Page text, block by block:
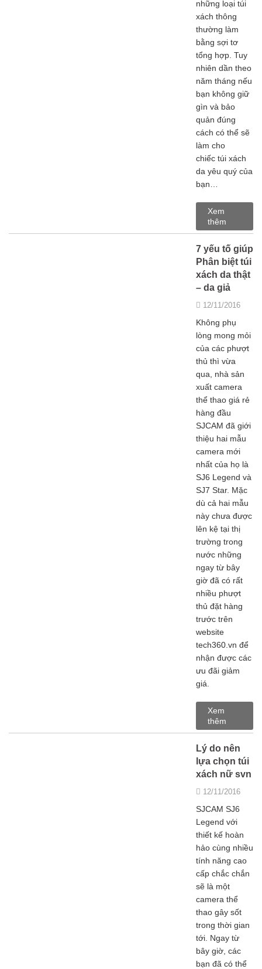
những loại túi
xách thông
thường làm
bằng sợi tơ
tổng hợp. Tuy
nhiên dần theo
năm tháng nếu
bạn không giữ
gìn và bảo
quản đúng
cách có thể sẽ
làm cho
chiếc túi xách
da yêu quý của
bạn…
Xem
thêm
7 yếu tố giúp
Phân biệt túi
xách da thật
– da giả
12/11/2016
Không phụ
lòng mong mỏi
của các phượt
thủ thì vừa
qua, nhà sản
xuất camera
thể thao giá rẻ
hàng đầu
SJCAM đã giới
thiệu hai mẫu
camera mới
nhất của họ là
SJ6 Legend và
SJ7 Star. Mặc
dù cả hai mẫu
này chưa được
lên kệ tại thị
trường trong
nước những
ngay từ bây
giờ đã có rất
nhiều phượt
thủ đặt hàng
trước trên
website
tech360.vn để
nhận được các
ưu đãi giảm
giá.
Xem
thêm
Lý do nên
lựa chọn túi
xách nữ svn
12/11/2016
SJCAM SJ6
Legend với
thiết kế hoàn
hảo cùng nhiều
tính năng cao
cấp chắc chắn
sẽ là một
camera thể
thao gây sốt
trong thời gian
tới. Ngay từ
bây giờ, các
bạn đã có thể